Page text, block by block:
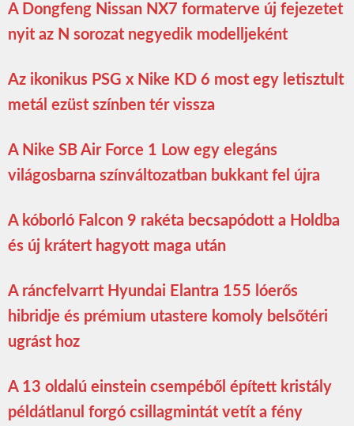
A Dongfeng Nissan NX7 formaterve új fejezetet
nyit az N sorozat negyedik modelljeként
Az ikonikus PSG x Nike KD 6 most egy letisztult
metál ezüst színben tér vissza
A Nike SB Air Force 1 Low egy elegáns
világosbarna színváltozatban bukkant fel újra
A kóborló Falcon 9 rakéta becsapódott a Holdba
és új krátert hagyott maga után
A ráncfelvarrt Hyundai Elantra 155 lóerős
hibridje és prémium utastere komoly belsőtéri
ugrást hoz
A 13 oldalú einstein csempéből épített kristály
példátlanul forgó csillagmintát vetít a fény